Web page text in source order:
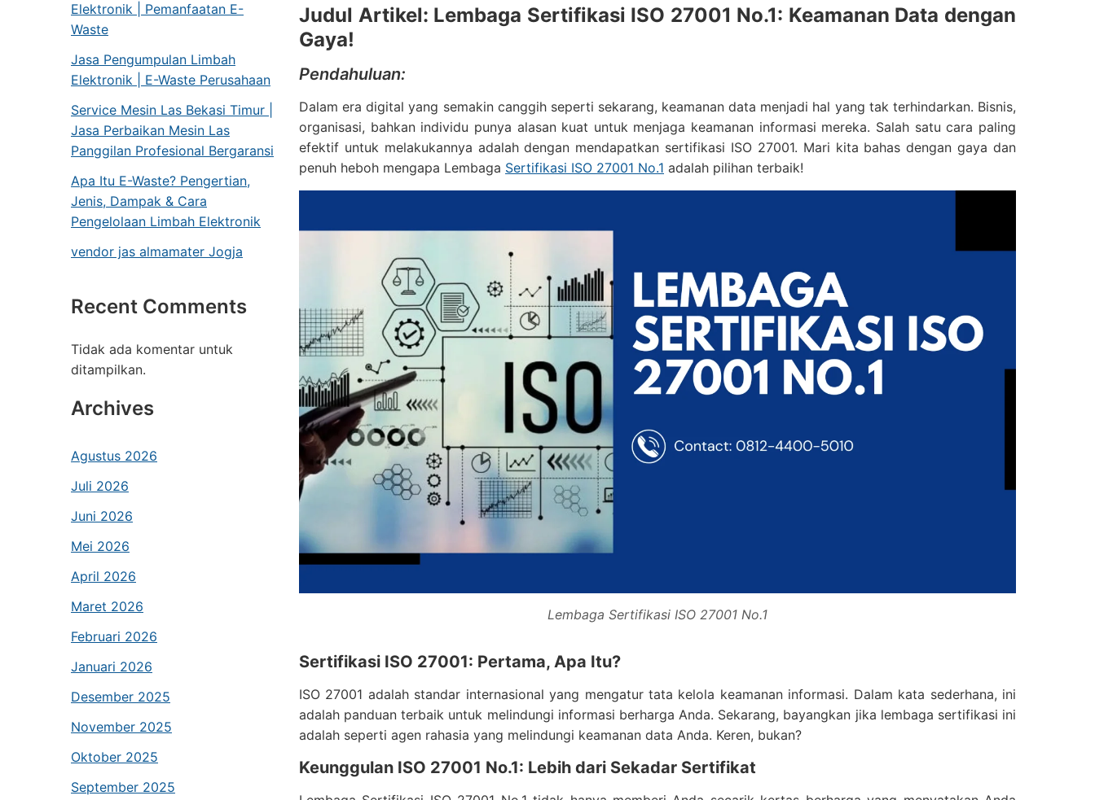
Elektronik | Pemanfaatan E-
Waste
Jasa Pengumpulan Limbah
Elektronik | E-Waste Perusahaan
Service Mesin Las Bekasi Timur |
Jasa Perbaikan Mesin Las
Panggilan Profesional Bergaransi
Apa Itu E-Waste? Pengertian,
Jenis, Dampak & Cara
Pengelolaan Limbah Elektronik
vendor jas almamater Jogja
Recent Comments
Tidak ada komentar untuk
ditampilkan.
Archives
Agustus 2026
Juli 2026
Juni 2026
Mei 2026
April 2026
Maret 2026
Februari 2026
Januari 2026
Desember 2025
November 2025
Oktober 2025
September 2025
Judul Artikel: Lembaga Sertifikasi ISO 27001 No.1: Keamanan Data dengan
Gaya!
Pendahuluan:
Dalam era digital yang semakin canggih seperti sekarang, keamanan data menjadi hal yang tak terhindarkan. Bisnis,
organisasi, bahkan individu punya alasan kuat untuk menjaga keamanan informasi mereka. Salah satu cara paling
efektif untuk melakukannya adalah dengan mendapatkan sertifikasi ISO 27001. Mari kita bahas dengan gaya dan
penuh heboh mengapa Lembaga Sertifikasi ISO 27001 No.1 adalah pilihan terbaik!
Lembaga Sertifikasi ISO 27001 No.1
Sertifikasi ISO 27001: Pertama, Apa Itu?
ISO 27001 adalah standar internasional yang mengatur tata kelola keamanan informasi. Dalam kata sederhana, ini
adalah panduan terbaik untuk melindungi informasi berharga Anda. Sekarang, bayangkan jika lembaga sertifikasi ini
adalah seperti agen rahasia yang melindungi keamanan data Anda. Keren, bukan?
Keunggulan ISO 27001 No.1: Lebih dari Sekadar Sertifikat